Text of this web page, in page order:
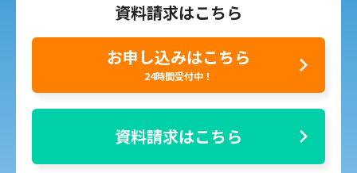
資料請求はこちら
お申し込みはこちら
24時間受付中！
資料請求はこちら